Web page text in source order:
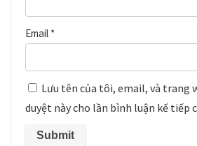
Email *
Lưu tên của tôi, email, và trang
duyệt này cho lần bình luận kế tiếp